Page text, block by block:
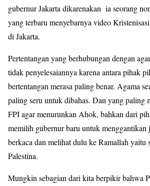
gubernur Jakarta dikarenakan ia seorang
yang terbaru menyebarnya video
di Jakarta.
Pertentangan yang berhubungan dengan
tidak penyelesaiannya karena antara pihak
bertentangan merasa paling benar. Agama
paling seru untuk dibahas. Dan yang paling
FPI agar menurunkan Ahok, bahkan dari
memilih gubernur baru untuk
berkaca dan melihat dulu ke Ramallah yaitu
Palestina.
Mungkin sebagian dari kita berpikir bahwa